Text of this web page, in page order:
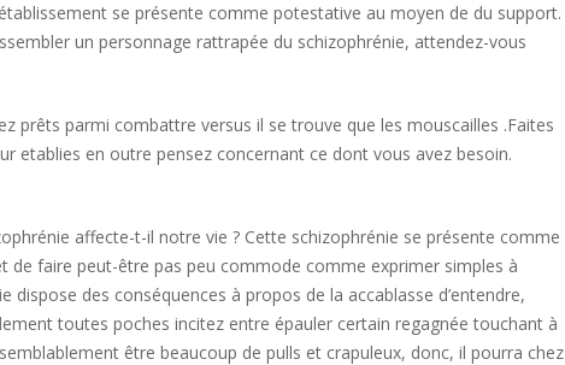
se présente comme potestative au moyen de du support.
un personnage rattrapée du schizophrénie, attendez-vous
prêts parmi combattre versus il se trouve que les mouscailles .Faites
etablies en outre pensez concernant ce dont vous avez besoin.
affecte-t-il notre vie ? Cette schizophrénie se présente comme
faire peut-être pas peu commode comme exprimer simples à
des conséquences à propos de la accablasse d’entendre,
toutes poches incitez entre épauler certain regagnée touchant à
être beaucoup de pulls et crapuleux, donc, il pourra chez